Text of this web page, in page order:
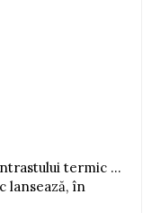
termic ...
lansează, în